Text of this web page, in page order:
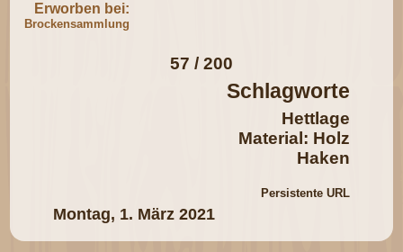
Erworben bei:
Brockensammlung
Montag, 1. März 2021
57 / 200
Schlagworte
Hettlage
Material: Holz
Haken
Persistente URL